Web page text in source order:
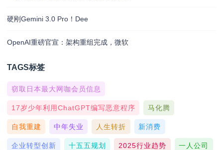
硬刚Gemini 3.0 Pro！Dee
OpenAI重磅官宣：架构重组完成，微软
TAGS标签
窃取日本最大网咖会员信息
17岁少年利用ChatGPT编写恶意程序 马化腾
自我重建 中年失业 人生转折 新消费
企业转型创新 十五五规划 2025行业趋势 一人公司